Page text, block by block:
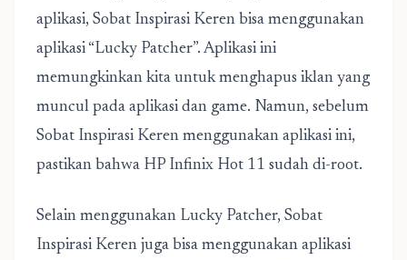
aplikasi, Sobat Inspirasi Keren bisa menggunakan
aplikasi “Lucky Patcher”. Aplikasi ini
memungkinkan kita untuk menghapus iklan yang
muncul pada aplikasi dan game. Namun, sebelum
Sobat Inspirasi Keren menggunakan aplikasi ini,
pastikan bahwa HP Infinix Hot 11 sudah di-root.
Selain menggunakan Lucky Patcher, Sobat
Inspirasi Keren juga bisa menggunakan aplikasi